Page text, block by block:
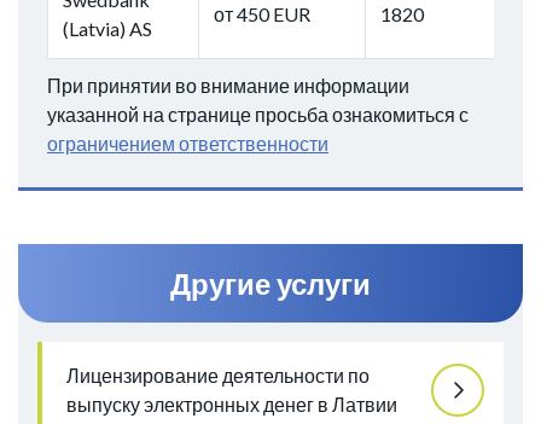
(Latvia) AS
от 450 EUR 1820
При принятии во внимание информации
указанной на странице просьба ознакомиться с
ограничением ответственности
Другие услуги
Лицензирование деятельности по
выпуску электронных денег в Латвии